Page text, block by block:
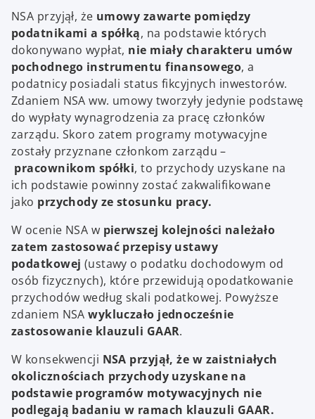
NSA przyjął, że umowy zawarte pomiędzy
podatnikami a spółką, na podstawie których
dokonywano wypłat, nie miały charakteru umów
pochodnego instrumentu finansowego, a
podatnicy posiadali status fikcyjnych inwestorów.
Zdaniem NSA ww. umowy tworzyły jedynie podstawę
do wypłaty wynagrodzenia za pracę członków
zarządu. Skoro zatem programy motywacyjne
zostały przyznane członkom zarządu –
pracownikom spółki, to przychody uzyskane na
ich podstawie powinny zostać zakwalifikowane
jako przychody ze stosunku pracy.
W ocenie NSA w pierwszej kolejności należało
zatem zastosować przepisy ustawy
podatkowej (ustawy o podatku dochodowym od
osób fizycznych), które przewidują opodatkowanie
przychodów według skali podatkowej. Powyższe
zdaniem NSAwykluczało jednocześnie
zastosowanie klauzuli GAAR.
W konsekwencji NSA przyjął, że w zaistniałych
okolicznościach przychody uzyskane na
podstawie programów motywacyjnych nie
podlegają badaniu w ramach klauzuli GAAR.